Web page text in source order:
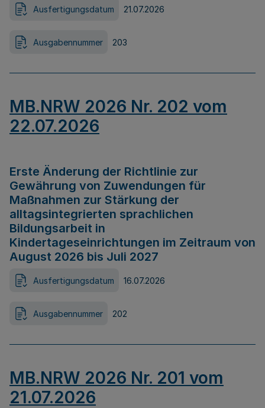
Ausfertigungsdatum 21.07.2026
Ausgabennummer 203
MB.NRW 2026 Nr. 202 vom
22.07.2026
Erste Änderung der Richtlinie zur
Gewährung von Zuwendungen für
Maßnahmen zur Stärkung der
alltagsintegrierten sprachlichen
Bildungsarbeit in
Kindertageseinrichtungen im Zeitraum von
August 2026 bis Juli 2027
Ausfertigungsdatum 16.07.2026
Ausgabennummer 202
MB.NRW 2026 Nr. 201 vom
21.07.2026